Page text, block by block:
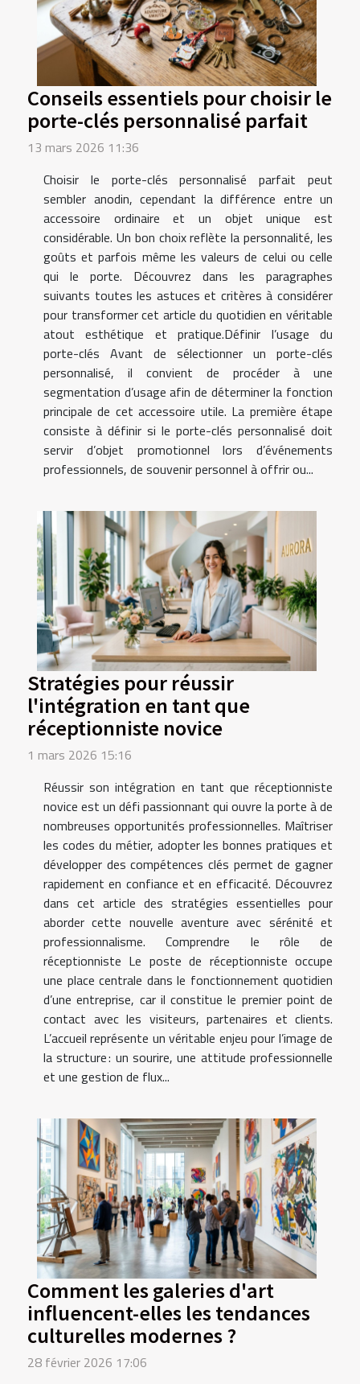
Conseils essentiels pour choisir le
porte-clés personnalisé parfait
13 mars 2026 11:36
Choisir le porte-clés personnalisé parfait peut
sembler anodin, cependant la différence entre un
accessoire ordinaire et un objet unique est
considérable. Un bon choix reflète la personnalité, les
goûts et parfois même les valeurs de celui ou celle
qui le porte. Découvrez dans les paragraphes
suivants toutes les astuces et critères à considérer
pour transformer cet article du quotidien en véritable
atout esthétique et pratique.Définir l’usage du
porte-clés Avant de sélectionner un porte-clés
personnalisé, il convient de procéder à une
segmentation d’usage afin de déterminer la fonction
principale de cet accessoire utile. La première étape
consiste à définir si le porte-clés personnalisé doit
servir d’objet promotionnel lors d’événements
professionnels, de souvenir personnel à offrir ou...
Stratégies pour réussir
l'intégration en tant que
réceptionniste novice
1 mars 2026 15:16
Réussir son intégration en tant que réceptionniste
novice est un défi passionnant qui ouvre la porte à de
nombreuses opportunités professionnelles. Maîtriser
les codes du métier, adopter les bonnes pratiques et
développer des compétences clés permet de gagner
rapidement en confiance et en efficacité. Découvrez
dans cet article des stratégies essentielles pour
aborder cette nouvelle aventure avec sérénité et
professionnalisme. Comprendre le rôle de
réceptionniste Le poste de réceptionniste occupe
une place centrale dans le fonctionnement quotidien
d’une entreprise, car il constitue le premier point de
contact avec les visiteurs, partenaires et clients.
L’accueil représente un véritable enjeu pour l’image de
la structure : un sourire, une attitude professionnelle
et une gestion de flux...
Comment les galeries d'art
influencent-elles les tendances
culturelles modernes ?
28 février 2026 17:06